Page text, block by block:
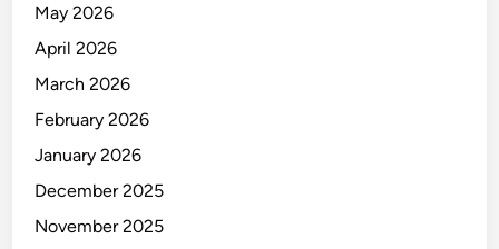
May 2026
April 2026
March 2026
February 2026
January 2026
December 2025
November 2025